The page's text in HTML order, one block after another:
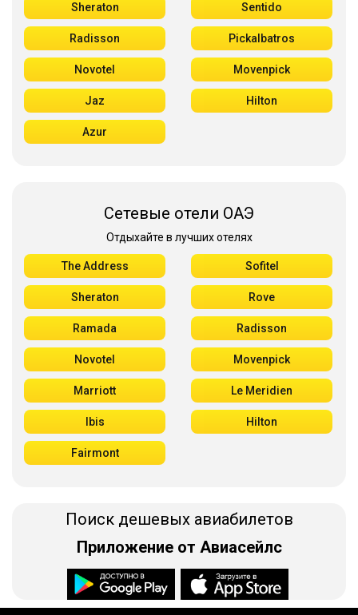
Sheraton Sentido
Radisson Pickalbatros
Novotel Movenpick
Jaz Hilton
Azur
Сетевые отели ОАЭ
Отдыхайте в лучших отелях
The Address Sofitel
Sheraton Rove
Ramada Radisson
Novotel Movenpick
Marriott Le Meridien
Ibis Hilton
Fairmont
Поиск дешевых авиабилетов
Приложение от Авиасейлс